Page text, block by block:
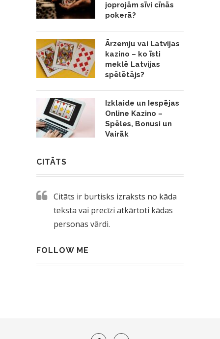
joprojām sīvi cīnās
pokerā?
Ārzemju vai Latvijas
kazino – ko īsti
meklē Latvijas
spēlētājs?
Izklaide un Iespējas
Online Kazino –
Spēles, Bonusi un
Vairāk
CITĀTS
Citāts ir burtisks izraksts no kāda
teksta vai precīzi atkārtoti kādas
personas vārdi.
FOLLOW ME